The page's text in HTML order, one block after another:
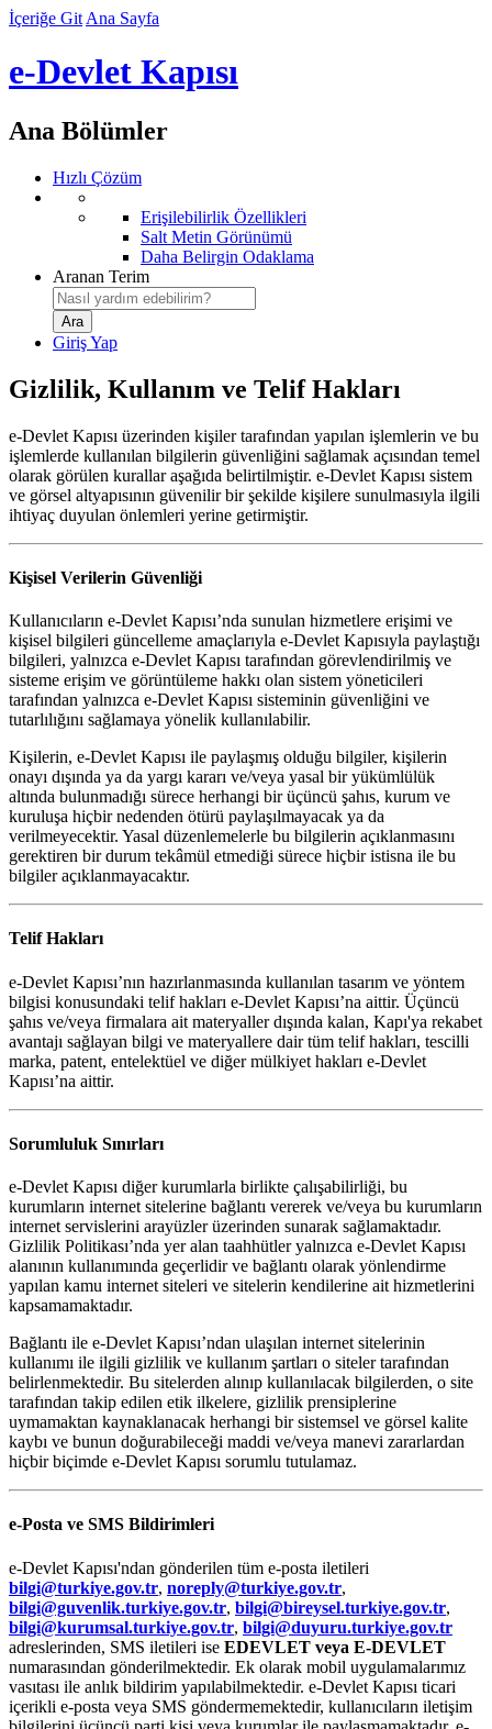
İçeriğe Git Ana Sayfa
e-Devlet Kapısı
Ana Bölümler
Hızlı Çözüm
Erişilebilirlik Özellikleri
Salt Metin Görünümü
Daha Belirgin Odaklama
Aranan Terim
Giriş Yap
Gizlilik, Kullanım ve Telif Hakları
e-Devlet Kapısı üzerinden kişiler tarafından yapılan işlemlerin ve bu
işlemlerde kullanılan bilgilerin güvenliğini sağlamak açısından temel
olarak görülen kurallar aşağıda belirtilmiştir. e-Devlet Kapısı sistem
ve görsel altyapısının güvenilir bir şekilde kişilere sunulmasıyla ilgili
ihtiyaç duyulan önlemleri yerine getirmiştir.
Kişisel Verilerin Güvenliği
Kullanıcıların e-Devlet Kapısı’nda sunulan hizmetlere erişimi ve
kişisel bilgileri güncelleme amaçlarıyla e-Devlet Kapısıyla paylaştığı
bilgileri, yalnızca e-Devlet Kapısı tarafından görevlendirilmiş ve
sisteme erişim ve görüntüleme hakkı olan sistem yöneticileri
tarafından yalnızca e-Devlet Kapısı sisteminin güvenliğini ve
tutarlılığını sağlamaya yönelik kullanılabilir.
Kişilerin, e-Devlet Kapısı ile paylaşmış olduğu bilgiler, kişilerin
onayı dışında ya da yargı kararı ve/veya yasal bir yükümlülük
altında bulunmadığı sürece herhangi bir üçüncü şahıs, kurum ve
kuruluşa hiçbir nedenden ötürü paylaşılmayacak ya da
verilmeyecektir. Yasal düzenlemelerle bu bilgilerin açıklanmasını
gerektiren bir durum tekâmül etmediği sürece hiçbir istisna ile bu
bilgiler açıklanmayacaktır.
Telif Hakları
e-Devlet Kapısı’nın hazırlanmasında kullanılan tasarım ve yöntem
bilgisi konusundaki telif hakları e-Devlet Kapısı’na aittir. Üçüncü
şahıs ve/veya firmalara ait materyaller dışında kalan, Kapı'ya rekabet
avantajı sağlayan bilgi ve materyallere dair tüm telif hakları, tescilli
marka, patent, entelektüel ve diğer mülkiyet hakları e-Devlet
Kapısı’na aittir.
Sorumluluk Sınırları
e-Devlet Kapısı diğer kurumlarla birlikte çalışabilirliği, bu
kurumların internet sitelerine bağlantı vererek ve/veya bu kurumların
internet servislerini arayüzler üzerinden sunarak sağlamaktadır.
Gizlilik Politikası’nda yer alan taahhütler yalnızca e-Devlet Kapısı
alanının kullanımında geçerlidir ve bağlantı olarak yönlendirme
yapılan kamu internet siteleri ve sitelerin kendilerine ait hizmetlerini
kapsamamaktadır.
Bağlantı ile e-Devlet Kapısı’ndan ulaşılan internet sitelerinin
kullanımı ile ilgili gizlilik ve kullanım şartları o siteler tarafından
belirlenmektedir. Bu sitelerden alınıp kullanılacak bilgilerden, o site
tarafından takip edilen etik ilkelere, gizlilik prensiplerine
uymamaktan kaynaklanacak herhangi bir sistemsel ve görsel kalite
kaybı ve bunun doğurabileceği maddi ve/veya manevi zararlardan
hiçbir biçimde e-Devlet Kapısı sorumlu tutulamaz.
e-Posta ve SMS Bildirimleri
e-Devlet Kapısı'ndan gönderilen tüm e-posta iletileri
bilgi@turkiye.gov.tr, noreply@turkiye.gov.tr,
bilgi@guvenlik.turkiye.gov.tr, bilgi@bireysel.turkiye.gov.tr,
bilgi@kurumsal.turkiye.gov.tr, bilgi@duyuru.turkiye.gov.tr
adreslerinden, SMS iletileri ise EDEVLET veya E-DEVLET
numarasından gönderilmektedir. Ek olarak mobil uygulamalarımız
vasıtası ile anlık bildirim yapılabilmektedir. e-Devlet Kapısı ticari
içerikli e-posta veya SMS göndermemektedir, kullanıcıların iletişim